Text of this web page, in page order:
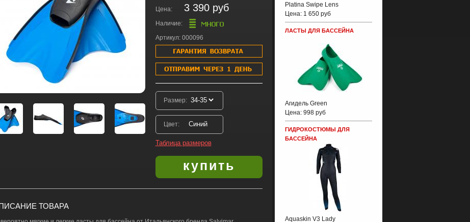
Platina Swipe Lens
Цена: 1 650 руб
ЛАСТЫ ДЛЯ БАССЕЙНА
Агидель Green
Цена: 998 руб
ГИДРОКОСТЮМЫ ДЛЯ
БАССЕЙНА
Aquaskin V3 Lady
Цена: 3 390 руб
Наличие:
Артикул: 000096
Размер:
Цвет:
Таблица размеров
ТОВАРА